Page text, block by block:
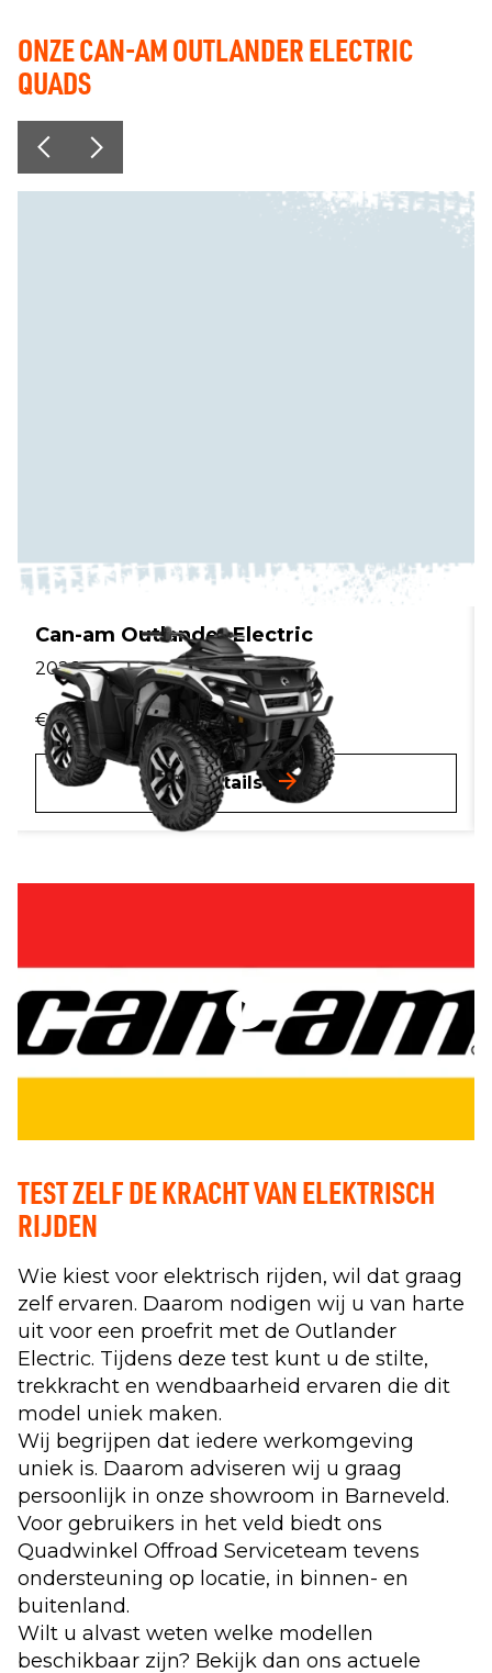
ONZE CAN-AM OUTLANDER ELECTRIC
QUADS
Can-am Outlander Electric
2026
€17.883,- Incl. BTW
Details
TEST ZELF DE KRACHT VAN ELEKTRISCH
RIJDEN
Wie kiest voor elektrisch rijden, wil dat graag
zelf ervaren. Daarom nodigen wij u van harte
uit voor een proefrit met de Outlander
Electric. Tijdens deze test kunt u de stilte,
trekkracht en wendbaarheid ervaren die dit
model uniek maken.
Wij begrijpen dat iedere werkomgeving
uniek is. Daarom adviseren wij u graag
persoonlijk in onze showroom in Barneveld.
Voor gebruikers in het veld biedt ons
Quadwinkel Offroad Serviceteam tevens
ondersteuning op locatie, in binnen- en
buitenland.
Wilt u alvast weten welke modellen
beschikbaar zijn? Bekijk dan ons actuele